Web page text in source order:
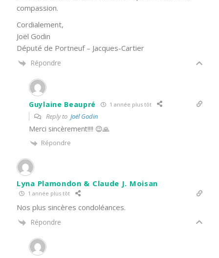
compassion.
Cordialement,
Joël Godin
Député de Portneuf – Jacques-Cartier
Répondre
Guylaine Beaupré 1 année plus tôt
Reply to Joël Godin
Merci sincèrement!!!! 😉🙏
Répondre
Lyna Plamondon & Claude J. Moisan
1 année plus tôt
Nos plus sincères condoléances.
Répondre